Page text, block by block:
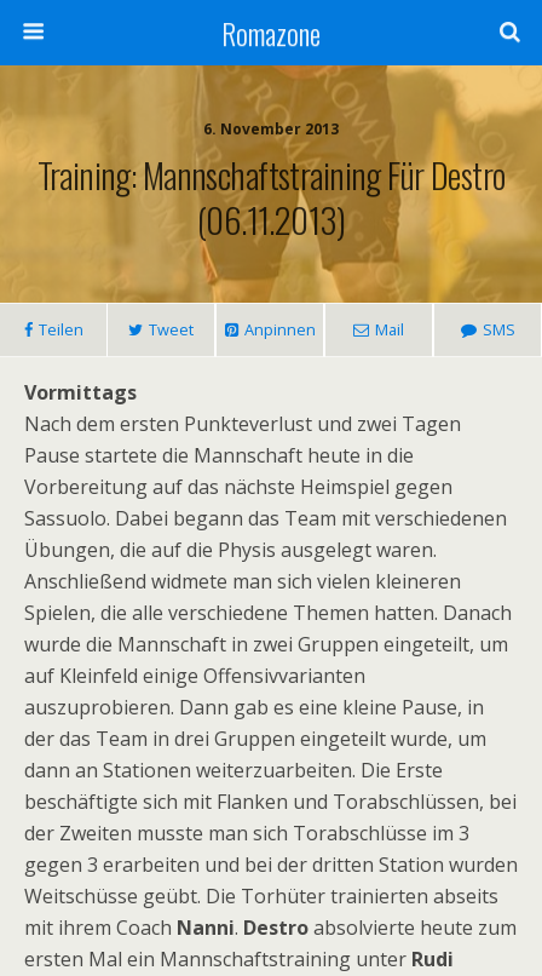
Romazone
6. November 2013
Training: Mannschaftstraining Für Destro
(06.11.2013)
Teilen Tweet Anpinnen Mail SMS
Vormittags
Nach dem ersten Punkteverlust und zwei Tagen
Pause startete die Mannschaft heute in die
Vorbereitung auf das nächste Heimspiel gegen
Sassuolo. Dabei begann das Team mit verschiedenen
Übungen, die auf die Physis ausgelegt waren.
Anschließend widmete man sich vielen kleineren
Spielen, die alle verschiedene Themen hatten. Danach
wurde die Mannschaft in zwei Gruppen eingeteilt, um
auf Kleinfeld einige Offensivvarianten
auszuprobieren. Dann gab es eine kleine Pause, in
der das Team in drei Gruppen eingeteilt wurde, um
dann an Stationen weiterzuarbeiten. Die Erste
beschäftigte sich mit Flanken und Torabschlüssen, bei
der Zweiten musste man sich Torabschlüsse im 3
gegen 3 erarbeiten und bei der dritten Station wurden
Weitschüsse geübt. Die Torhüter trainierten abseits
mit ihrem Coach Nanni. Destroabsolvierte heute zum
ersten Mal ein Mannschaftstraining unter Rudi